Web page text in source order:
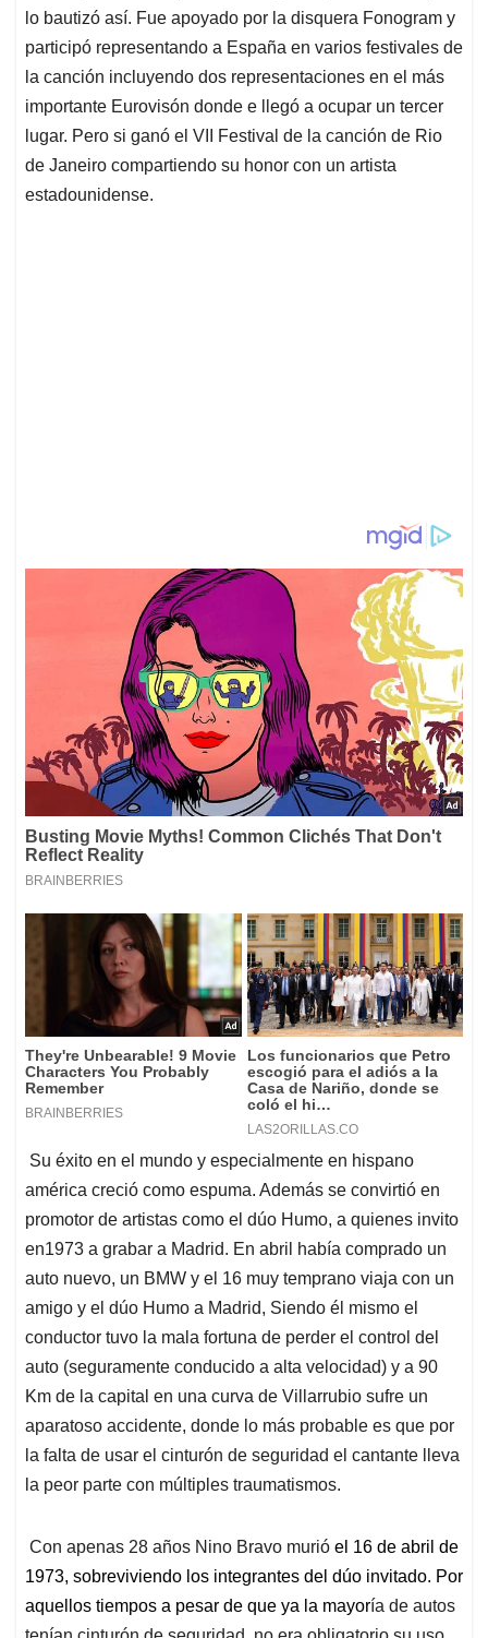
lo bautizó así. Fue apoyado por la disquera Fonogram y
participó representando a España en varios festivales de
la canción incluyendo dos representaciones en el más
importante Eurovisón donde e llegó a ocupar un tercer
lugar. Pero si ganó el VII Festival de la canción de Rio
de Janeiro compartiendo su honor con un artista
estadounidense.
Su éxito en el mundo y especialmente en hispano
américa creció como espuma. Además se convirtió en
promotor de artistas como el dúo Humo, a quienes invito
en1973 a grabar a Madrid. En abril había comprado un
auto nuevo, un BMW y el 16 muy temprano viaja con un
amigo y el dúo Humo a Madrid, Siendo él mismo el
conductor tuvo la mala fortuna de perder el control del
auto (seguramente conducido a alta velocidad) y a 90
Km de la capital en una curva de Villarrubio sufre un
aparatoso accidente, donde lo más probable es que por
la falta de usar el cinturón de seguridad el cantante lleva
la peor parte con múltiples traumatismos.
Con apenas 28 años Nino Bravo murió el 16 de abril de
1973, sobreviviendo los integrantes del dúo invitado. Por
aquellos tiempos a pesar de que ya la mayoría de autos